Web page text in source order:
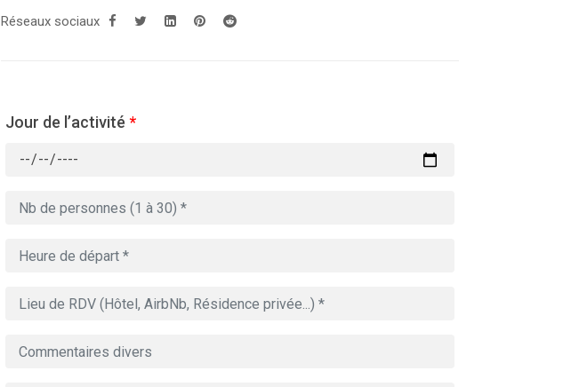
Réseaux sociaux
Jour de l’activité *